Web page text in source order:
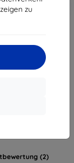
zu
Warenkorb
(2)